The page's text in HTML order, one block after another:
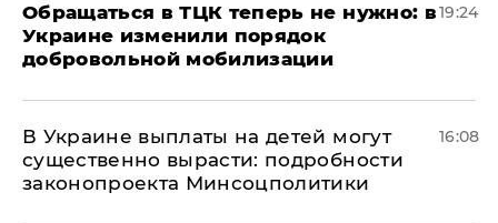
Обращаться в ТЦК теперь не нужно: в
Украине изменили порядок
добровольной мобилизации
19:24
В Украине выплаты на детей могут
существенно вырасти: подробности
законопроекта Минсоцполитики
16:08